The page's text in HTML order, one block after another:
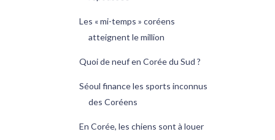
Les « mi-temps » coréens
atteignent le million
Quoi de neuf en Corée du Sud ?
Séoul finance les sports inconnus
des Coréens
En Corée, les chiens sont à louer